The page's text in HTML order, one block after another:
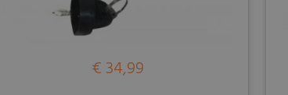
€ 34,99